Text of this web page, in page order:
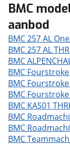
BMC
aanbod
BMC 257 AL
BMC 257 AL
BMC
BMC Fourstroke
BMC Fourstroke
BMC Fourstroke
BMC KAS01
BMC
BMC
BMC